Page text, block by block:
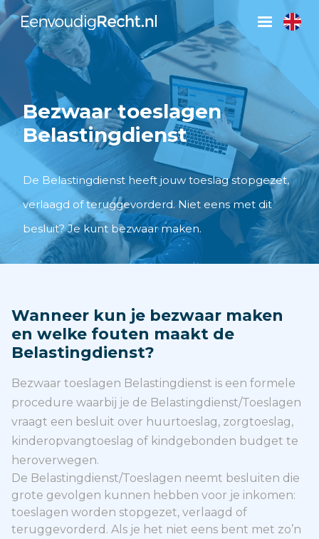
Bezwaar toeslagen
Belastingdienst
De Belastingdienst heeft jouw toeslag stopgezet,
verlaagd of teruggevorderd. Niet eens met dit
besluit? Je kunt bezwaar maken.
Wanneer kun je bezwaar maken
en welke fouten maakt de
Belastingdienst?
Bezwaar toeslagen Belastingdienst is een formele
procedure waarbij je de Belastingdienst/Toeslagen
vraagt een besluit over huurtoeslag, zorgtoeslag,
kinderopvangtoeslag of kindgebonden budget te
heroverwegen.
De Belastingdienst/Toeslagen neemt besluiten die
grote gevolgen kunnen hebben voor je inkomen:
toeslagen worden stopgezet, verlaagd of
teruggevorderd. Als je het niet eens bent met zo’n